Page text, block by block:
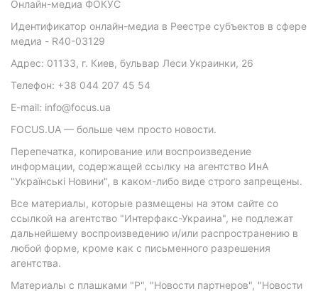
Онлайн-медиа ФОКУС
Идентификатор онлайн-медиа в Реестре субъектов в сфере
медиа - R40-03129
Адрес: 01133, г. Киев, бульвар Леси Украинки, 26
Телефон: +38 044 207 45 54
E-mail: info@focus.ua
FOCUS.UA — больше чем просто новости.
Перепечатка, копирование или воспроизведение
информации, содержащей ссылку на агентство ИнА
"Українські Новини", в каком-либо виде строго запрещены.
Все материалы, которые размещены на этом сайте со
ссылкой на агентство "Интерфакс-Украина", не подлежат
дальнейшему воспроизведению и/или распространению в
любой форме, кроме как с письменного разрешения
агентства.
Материалы с плашками "Р", "Новости партнеров", "Новости